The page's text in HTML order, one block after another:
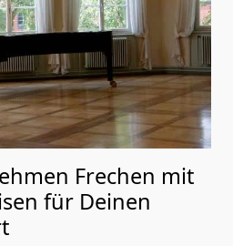
Frechen mit
für Deinen